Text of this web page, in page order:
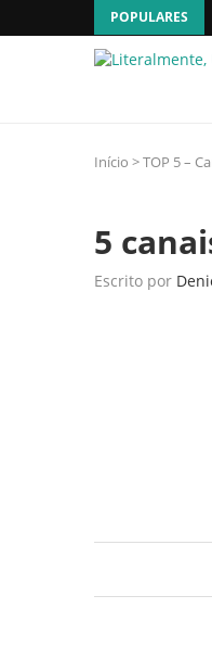
POPULARES
Início >TOP 5 –
5
Escrito por